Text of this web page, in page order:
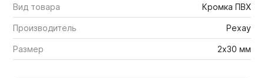
Вид товара Кромка ПВХ
Производитель Рехау
Размер 2х30 мм